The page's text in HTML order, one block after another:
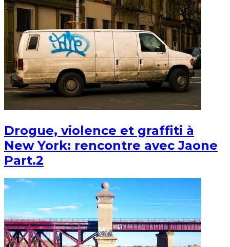
Drogue, violence et graffiti à
New York: rencontre avec Jaone
Part.2